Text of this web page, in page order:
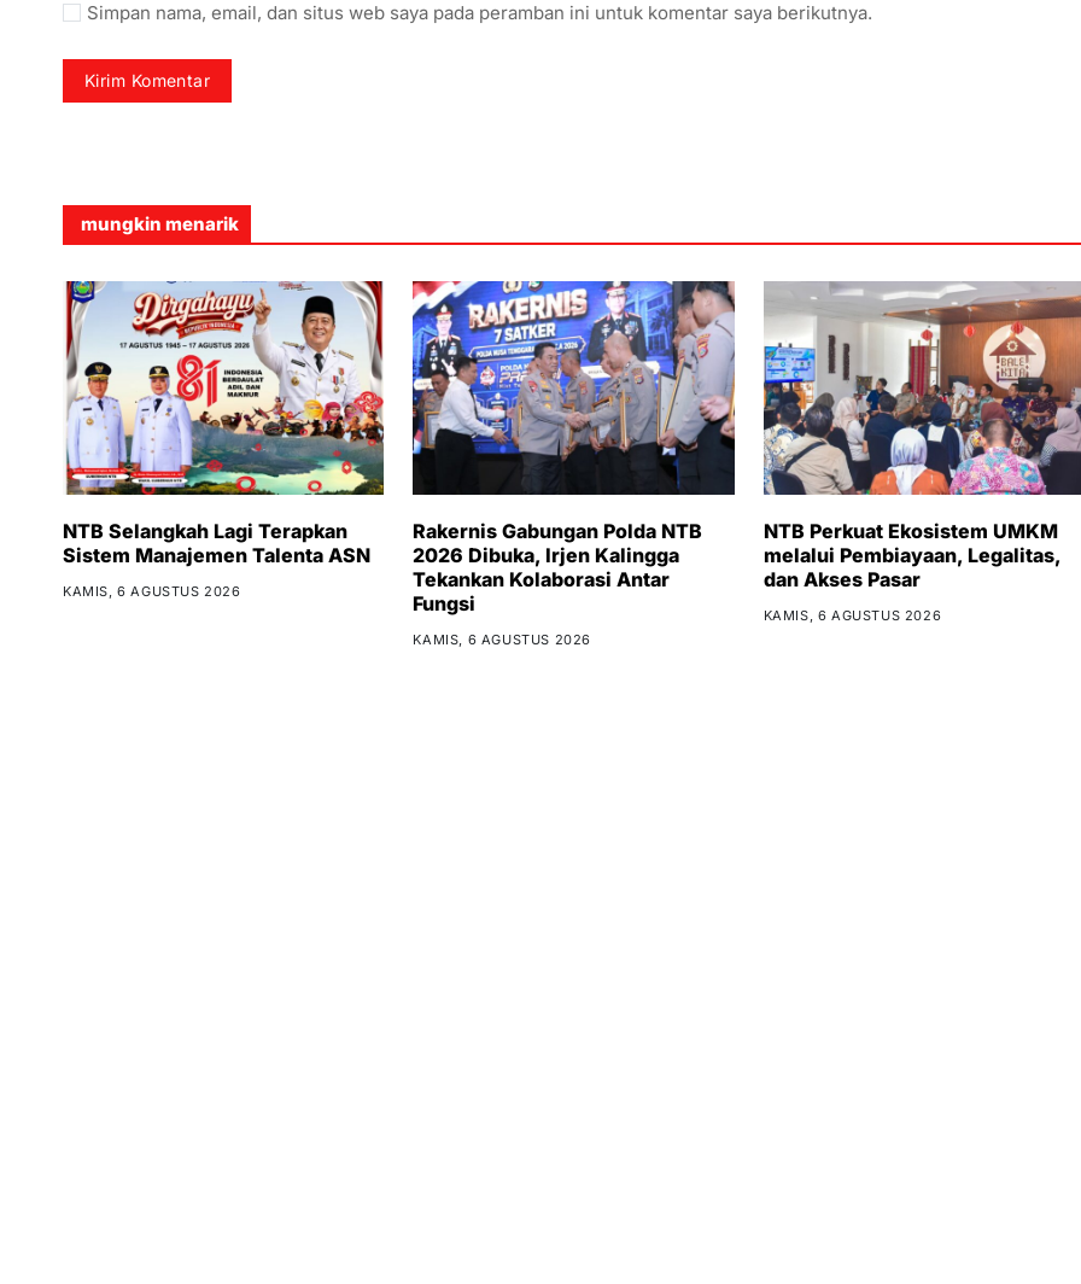
Simpan nama, email, dan situs web saya pada peramban ini untuk komentar saya berikutnya.
mungkin menarik
NTB Selangkah Lagi Terapkan
Sistem Manajemen Talenta ASN
KAMIS, 6 AGUSTUS 2026
Rakernis Gabungan Polda NTB
2026 Dibuka, Irjen Kalingga
Tekankan Kolaborasi Antar
Fungsi
KAMIS, 6 AGUSTUS 2026
NTB Perkuat Ekosistem UMKM
melalui Pembiayaan, Legalitas,
dan Akses Pasar
KAMIS, 6 AGUSTUS 2026